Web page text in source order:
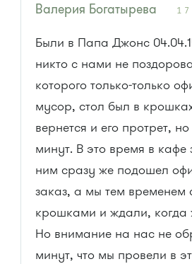
Валерия Богатырева
Были в Папа Джонс
никто с нами не
которого только-только
мусор, стол был в
вернется и его протрет,
минут. В это время в
ним сразу же подошел
заказ, а мы тем временем
крошками и ждали, когда
Но внимание на нас не
минут, что мы провели в